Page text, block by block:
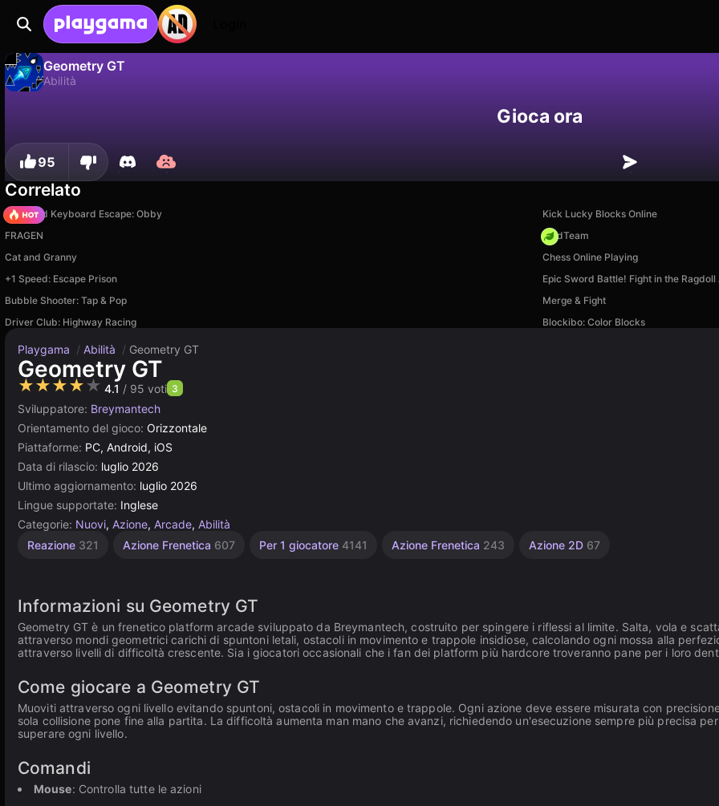
Geometry GT
Abilità
Gioca ora
95
Correlato
+1 Speed Keyboard Escape: Obby
Kick Lucky Blocks Online
FRAGEN
MadTeam
Cat and Granny
Chess Online Playing
+1 Speed: Escape Prison
Epic Sword Battle! Fight in the Ragdoll
Bubble Shooter: Tap & Pop
Merge & Fight
Driver Club: Highway Racing
Blockibo: Color Blocks
Playgama / Abilità / Geometry GT
Geometry GT
★★★★★ 4.1 / 95 voti 3
Sviluppatore: Breymantech
Orientamento del gioco: Orizzontale
Piattaforme: PC, Android, iOS
Data di rilascio: luglio 2026
Ultimo aggiornamento: luglio 2026
Lingue supportate: Inglese
Categorie: Nuovi, Azione, Arcade, Abilità
Reazione 321 Azione Frenetica 607 Per 1 giocatore 4141 Azione Frenetica 243 Azione 2D 67
Informazioni su Geometry GT
Geometry GT è un frenetico platform arcade sviluppato da Breymantech, costruito per spingere i riflessi al limite. Salta, vola e
attraverso mondi geometrici carichi di spuntoni letali, ostacoli in movimento e trappole insidiose, calcolando ogni mossa alla
attraverso livelli di difficoltà crescente. Sia i giocatori occasionali che i fan dei platform più hardcore troveranno pane per i loro
Come giocare a Geometry GT
Muoviti attraverso ogni livello evitando spuntoni, ostacoli in movimento e trappole. Ogni azione deve essere misurata con
sola collisione pone fine alla partita. La difficoltà aumenta man mano che avanzi, richiedendo un'esecuzione sempre più precisa per
superare ogni livello.
Comandi
Mouse: Controlla tutte le azioni